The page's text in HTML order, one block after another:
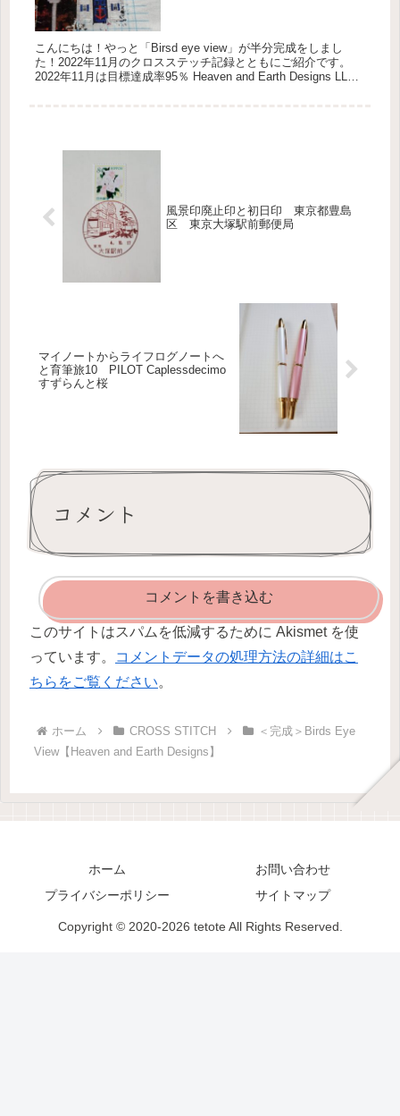
こんにちは！やっと「Birsd eye view」が半分完成をしまし
た！2022年11月のクロスステッチ記録とともにご紹介です。
2022年11月は目標達成率95％ Heaven and Earth Designs LLC
風景印廃止印と初日印 東京都豊島
区 東京大塚駅前郵便局
マイノートからライフログノートへ
と育筆旅10 PILOT Caplessdecimo
すずらんと桜
コメント
コメントを書き込む
このサイトはスパムを低減するために Akismet を使
っています。
コメントデータの処理方法の詳細はこ
ちらをご覧ください。
ホーム CROSS STITCH
＜完成＞Birds Eye
View【Heaven and Earth Designs】
ホーム
お問い合わせ
プライバシーポリシー
サイトマップ
Copyright © 2020-2026 tetote All Rights Reserved.